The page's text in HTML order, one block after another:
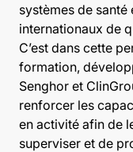
systèmes de
internationaux de
C’est dans cette
formation,
Senghor et
renforcer les
en activité afin de
superviser et de